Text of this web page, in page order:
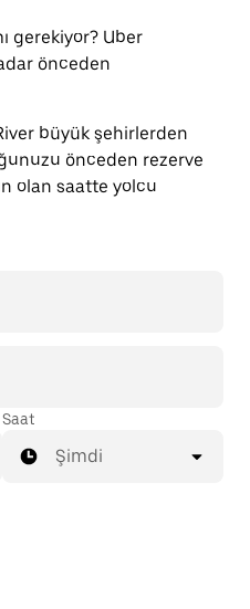
gerekiyor? Uber
önceden
büyük şehirlerden
önceden rezerve
olan saatte yolcu
Saat
Şimdi